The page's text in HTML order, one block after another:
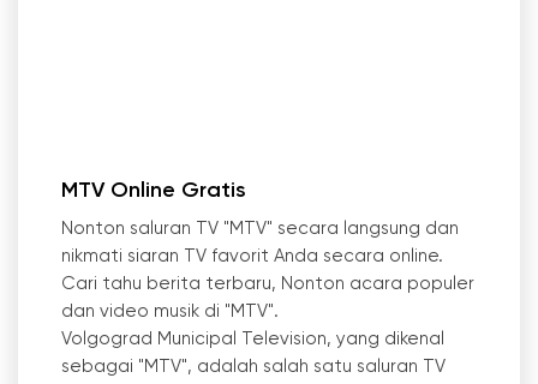
MTV Online Gratis
Nonton saluran TV "MTV" secara langsung dan
nikmati siaran TV favorit Anda secara online.
Cari tahu berita terbaru, Nonton acara populer
dan video musik di "MTV".
Volgograd Municipal Television, yang dikenal
sebagai "MTV", adalah salah satu saluran TV